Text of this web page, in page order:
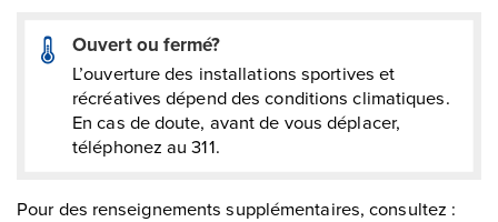
Ouvert ou fermé?
L’ouverture des installations sportives et
récréatives dépend des conditions climatiques.
En cas de doute, avant de vous déplacer,
téléphonez au 311.
Pour des renseignements supplémentaires, consultez :